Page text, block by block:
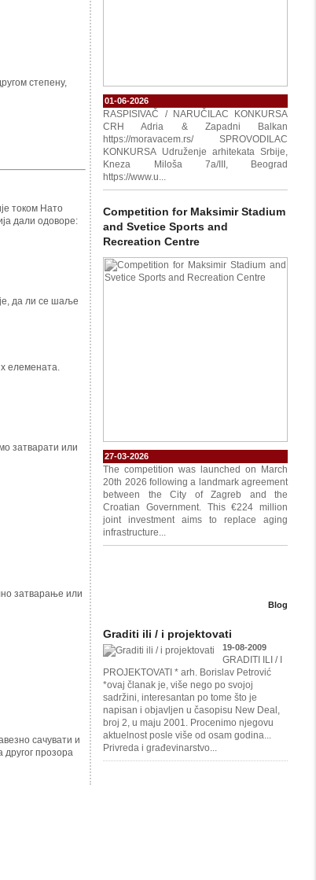
степену,
током Нато
дали одоворе:
да ли се шаље
елемената.
затварати или
затварање или
сачувати и
прозора
01-06-2026
RASPISIVAČ / NARUČILAC KONKURSA
CRH Adria & Zapadni Balkan
https://moravacem.rs/ SPROVODILAC
KONKURSA Udruženje arhitekata Srbije,
Kneza Miloša 7a/III, Beograd
https://www.u...
Competition for Maksimir Stadium
and Svetice Sports and
Recreation Centre
27-03-2026
The competition was launched on March
20th 2026 following a landmark agreement
between the City of Zagreb and the
Croatian Government. This €224 million
joint investment aims to replace aging
infrastructure...
Blog
Graditi ili / i projektovati
19-08-2009
GRADITI ILI / I
PROJEKTOVATI * arh. Borislav Petrović
*ovaj članak je, više nego po svojoj
sadržini, interesantan po tome što je
napisan i objavljen u časopisu New Deal,
broj 2, u maju 2001. Procenimo njegovu
aktuelnost posle više od osam godina...
Privreda i građevinarstvo...